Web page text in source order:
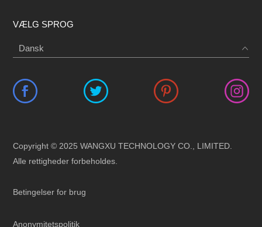
VÆLG SPROG
Copyright © 2025 WANGXU TECHNOLOGY CO., LIMITED.
Alle rettigheder forbeholdes.
Betingelser for brug
Anonymitetspolitik